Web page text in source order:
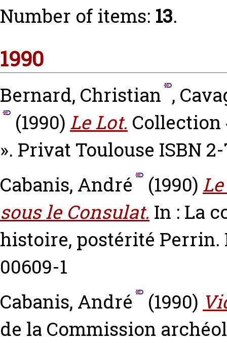
Number of items: 13.
1990
Bernard, Christian ,
(1990) Le Lot. Collection
». Privat Toulouse ISBN
Cabanis, André
(1990)
sous le Consulat. In : La
histoire, postérité Perrin.
00609-1
Cabanis, André
(1990)
de la Commission